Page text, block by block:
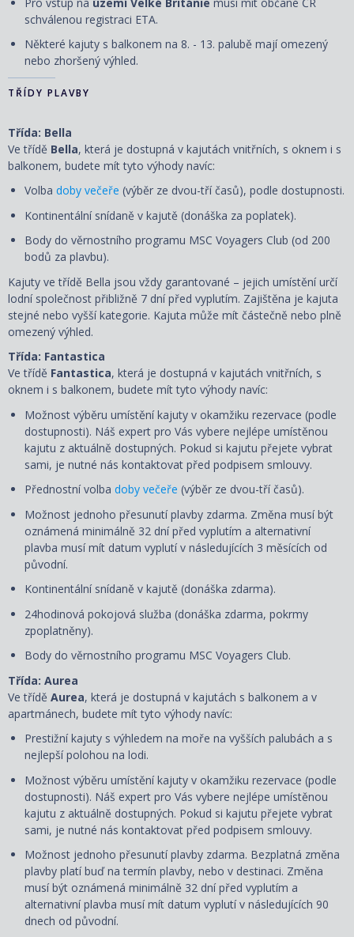
schválenou registraci ETA.
Některé kajuty s balkonem na 8. - 13. palubě mají omezený
nebo zhoršený výhled.
TŘÍDY PLAVBY
Třída: Bella
Ve třídě Bella, která je dostupná v kajutách vnitřních, s oknem i s
balkonem, budete mít tyto výhody navíc:
Volba doby večeře (výběr ze dvou-tří časů), podle dostupnosti.
Kontinentální snídaně v kajutě (donáška za poplatek).
Body do věrnostního programu MSC Voyagers Club (od 200
bodů za plavbu).
Kajuty ve třídě Bella jsou vždy garantované – jejich umístění určí
lodní společnost přibližně 7 dní před vyplutím. Zajištěna je kajuta
stejné nebo vyšší kategorie. Kajuta může mít částečně nebo plně
omezený výhled.
Třída: Fantastica
Ve třídě Fantastica, která je dostupná v kajutách vnitřních, s
oknem i s balkonem, budete mít tyto výhody navíc:
Možnost výběru umístění kajuty v okamžiku rezervace (podle
dostupnosti). Náš expert pro Vás vybere nejlépe umístěnou
kajutu z aktuálně dostupných. Pokud si kajutu přejete vybrat
sami, je nutné nás kontaktovat před podpisem smlouvy.
Přednostní volba doby večeře (výběr ze dvou-tří časů).
Možnost jednoho přesunutí plavby zdarma. Změna musí být
oznámená minimálně 32 dní před vyplutím a alternativní
plavba musí mít datum vyplutí v následujících 3 měsících od
původní.
Kontinentální snídaně v kajutě (donáška zdarma).
24hodinová pokojová služba (donáška zdarma, pokrmy
zpoplatněny).
Body do věrnostního programu MSC Voyagers Club.
Třída: Aurea
Ve třídě Aurea, která je dostupná v kajutách s balkonem a v
apartmánech, budete mít tyto výhody navíc:
Prestižní kajuty s výhledem na moře na vyšších palubách a s
nejlepší polohou na lodi.
Možnost výběru umístění kajuty v okamžiku rezervace (podle
dostupnosti). Náš expert pro Vás vybere nejlépe umístěnou
kajutu z aktuálně dostupných. Pokud si kajutu přejete vybrat
sami, je nutné nás kontaktovat před podpisem smlouvy.
Možnost jednoho přesunutí plavby zdarma. Bezplatná změna
plavby platí buď na termín plavby, nebo v destinaci. Změna
musí být oznámená minimálně 32 dní před vyplutím a
alternativní plavba musí mít datum vyplutí v následujících 90
dnech od původní.